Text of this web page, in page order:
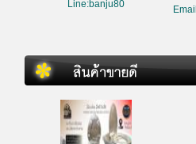
Line:banju80